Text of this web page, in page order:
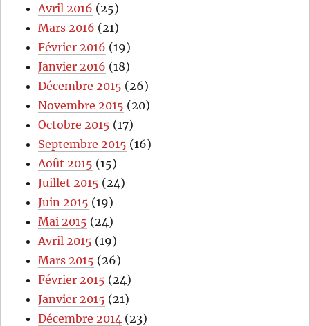
Avril 2016 (25)
Mars 2016 (21)
Février 2016 (19)
Janvier 2016 (18)
Décembre 2015 (26)
Novembre 2015 (20)
Octobre 2015 (17)
Septembre 2015 (16)
Août 2015 (15)
Juillet 2015 (24)
Juin 2015 (19)
Mai 2015 (24)
Avril 2015 (19)
Mars 2015 (26)
Février 2015 (24)
Janvier 2015 (21)
Décembre 2014 (23)